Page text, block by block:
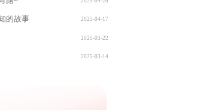
竞拍技巧：这样出价最聪明⏰ 时间策略： •
死时速⚠️ 重要期限： • 通常7-15个工作日 •
： • 法院裁定书 • 协助执行通知书 • 成交确
• 法院强制执行 • 补偿清退找房→尽调→保证
的故事 2025-04-17
2025-03-22
2025-03-14